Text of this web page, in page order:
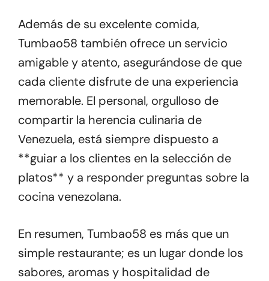
Además de su excelente comida,
Tumbao58 también ofrece un servicio
amigable y atento, asegurándose de que
cada cliente disfrute de una experiencia
memorable. El personal, orgulloso de
compartir la herencia culinaria de
Venezuela, está siempre dispuesto a
**guiar a los clientes en la selección de
platos** y a responder preguntas sobre la
cocina venezolana.
En resumen, Tumbao58 es más que un
simple restaurante; es un lugar donde los
sabores, aromas y hospitalidad de